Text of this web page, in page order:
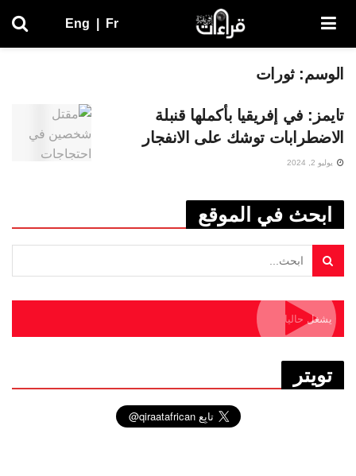
Eng Fr
الوسم:ثورات
تايمز: في إفريقيا بأكملها قنبلة
الاضطرابات توشك على الانفجار
يوليو 2, 2024
ابحث في الموقع
يشغل حاليا
تويتر